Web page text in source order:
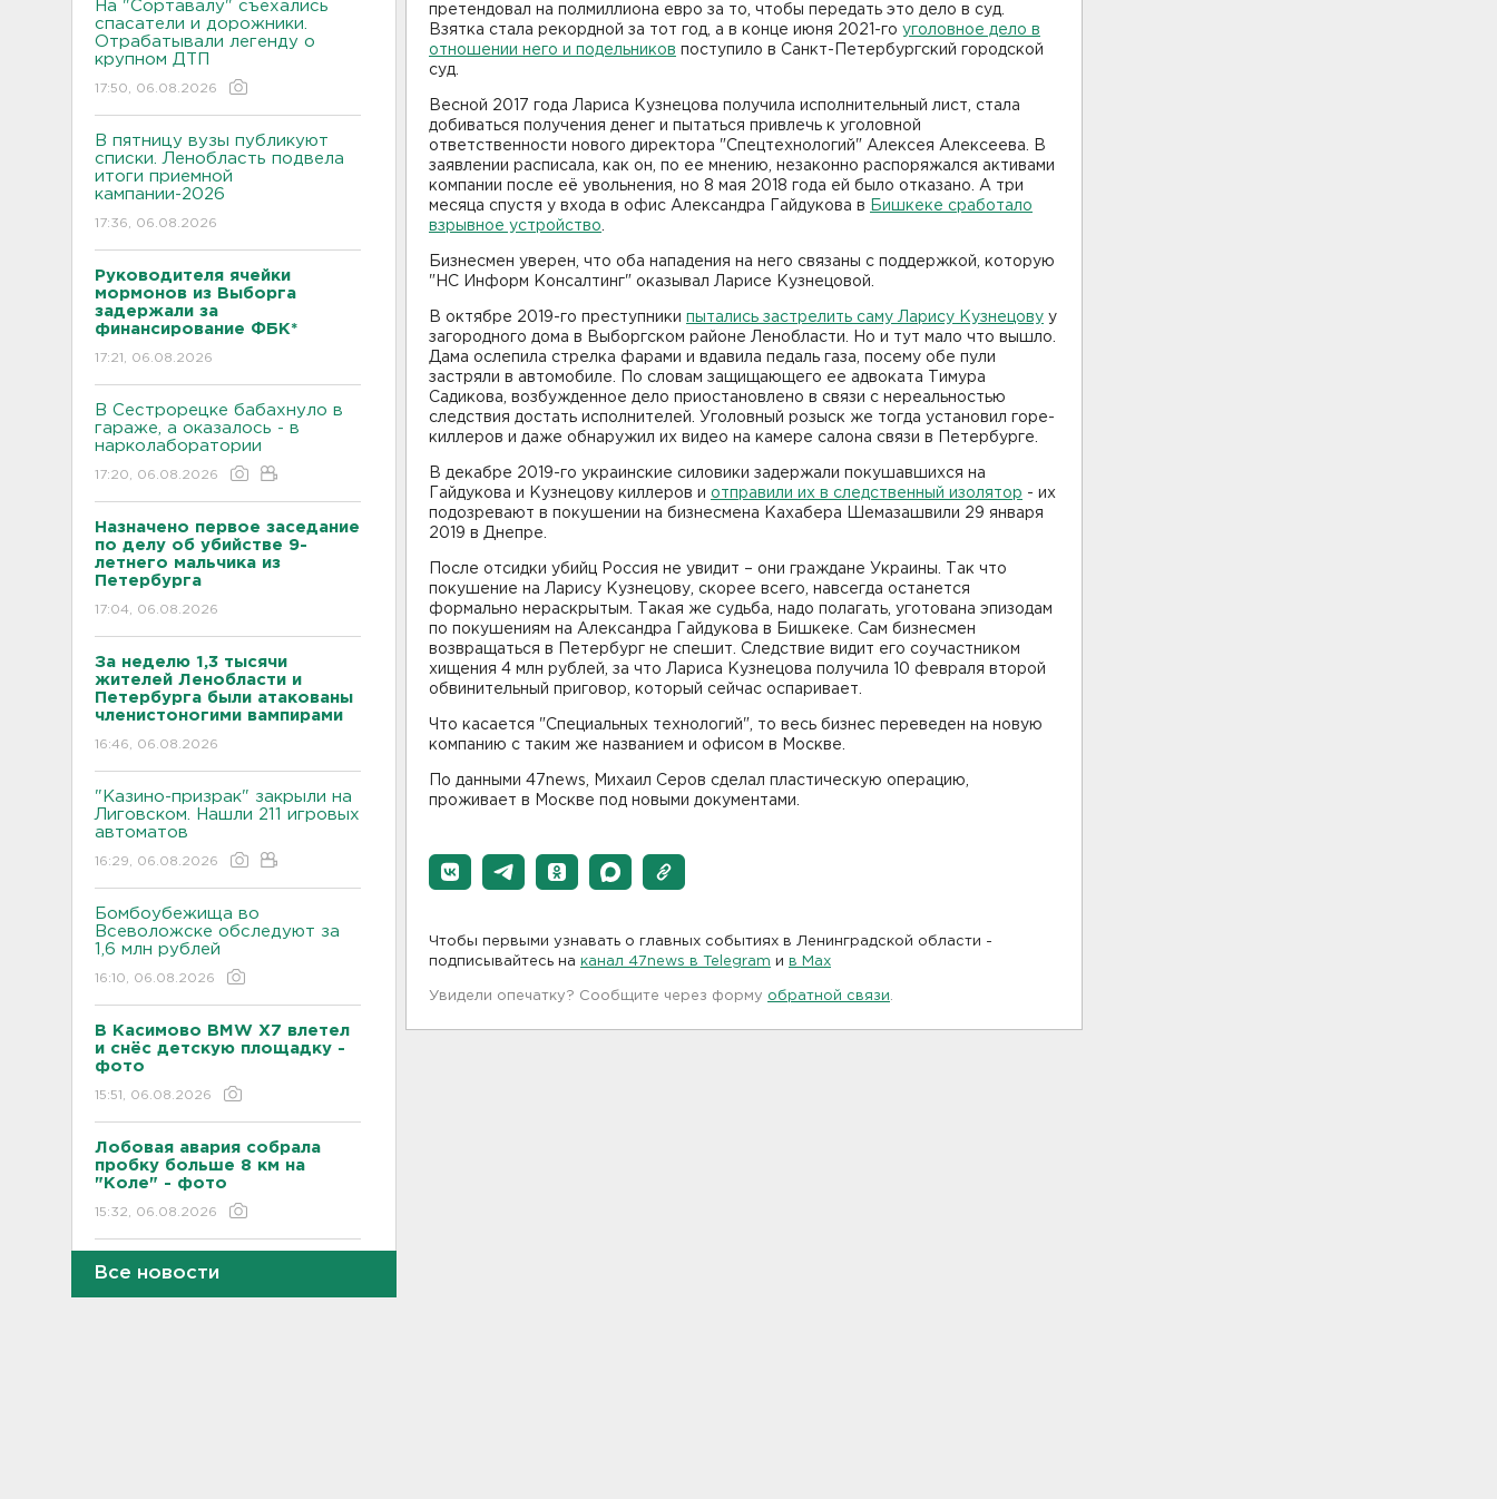
На "Сортавалу" съехались
спасатели и дорожники.
Отрабатывали легенду о
крупном ДТП
17:50, 06.08.2026
В пятницу вузы публикуют
списки. Ленобласть подвела
итоги приемной
кампании-2026
17:36, 06.08.2026
Руководителя ячейки
мормонов из Выборга
задержали за
финансирование ФБК*
17:21, 06.08.2026
В Сестрорецке бабахнуло в
гараже, а оказалось - в
нарколаборатории
17:20, 06.08.2026
Назначено первое заседание
по делу об убийстве 9-
летнего мальчика из
Петербурга
17:04, 06.08.2026
За неделю 1,3 тысячи
жителей Ленобласти и
Петербурга были атакованы
членистоногими вампирами
16:46, 06.08.2026
"Казино-призрак" закрыли на
Лиговском. Нашли 211 игровых
автоматов
16:29, 06.08.2026
Бомбоубежища во
Всеволожске обследуют за
1,6 млн рублей
16:10, 06.08.2026
В Касимово BMW X7 влетел
и снёс детскую площадку -
фото
15:51, 06.08.2026
Лобовая авария собрала
пробку больше 8 км на
"Коле" - фото
15:32, 06.08.2026
Стало известно, зачем
депутатов ЗакСа экстренно
вызывают на работу
Все новости
претендовал на полмиллиона евро за то, чтобы передать это дело в суд.
Взятка стала рекордной за тот год, а в конце июня 2021-го уголовное дело в
отношении него и подельников поступило в Санкт-Петербургский городской
суд.
Весной 2017 года Лариса Кузнецова получила исполнительный лист, стала
добиваться получения денег и пытаться привлечь к уголовной
ответственности нового директора "Спецтехнологий" Алексея Алексеева. В
заявлении расписала, как он, по ее мнению, незаконно распоряжался активами
компании после её увольнения, но 8 мая 2018 года ей было отказано. А три
месяца спустя у входа в офис Александра Гайдукова в
Бишкеке сработало
взрывное устройство
Бизнесмен уверен, что оба нападения на него связаны с поддержкой, которую
"НС Информ Консалтинг" оказывал Ларисе Кузнецовой.
В октябре 2019-го преступники пытались застрелить саму Ларису Кузнецову у
загородного дома в Выборгском районе Ленобласти. Но и тут мало что вышло.
Дама ослепила стрелка фарами и вдавила педаль газа, посему обе пули
застряли в автомобиле. По словам защищающего ее адвоката Тимура
Садикова, возбужденное дело приостановлено в связи с нереальностью
следствия достать исполнителей. Уголовный розыск же тогда установил горе-
киллеров и даже обнаружил их видео на камере салона связи в Петербурге.
В декабре 2019-го украинские силовики задержали покушавшихся на
Гайдукова и Кузнецову киллеров и отправили их в следственный изолятор - их
подозревают в покушении на бизнесмена Кахабера Шемазашвили 29 января
2019 в Днепре.
После отсидки убийц Россия не увидит – они граждане Украины. Так что
покушение на Ларису Кузнецову, скорее всего, навсегда останется
формально нераскрытым. Такая же судьба, надо полагать, уготована эпизодам
по покушениям на Александра Гайдукова в Бишкеке. Сам бизнесмен
возвращаться в Петербург не спешит. Следствие видит его соучастником
хищения 4 млн рублей, за что Лариса Кузнецова получила 10 февраля второй
обвинительный приговор, который сейчас оспаривает.
Что касается "Специальных технологий", то весь бизнес переведен на новую
компанию с таким же названием и офисом в Москве.
По данными 47news, Михаил Серов сделал пластическую операцию,
проживает в Москве под новыми документами.
Чтобы первыми узнавать о главных событиях в Ленинградской области -
подписывайтесь на канал 47news в Telegram и в Maх
Увидели опечатку? Сообщите через форму обратной связи